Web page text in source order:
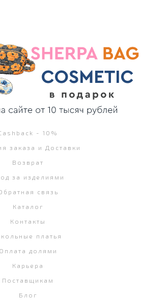
- 10%
заказа и Доставки
Возврат
за изделиями
связь
Каталог
Контакты
платья
Оплата долями
Карьера
Поставщикам
Блог